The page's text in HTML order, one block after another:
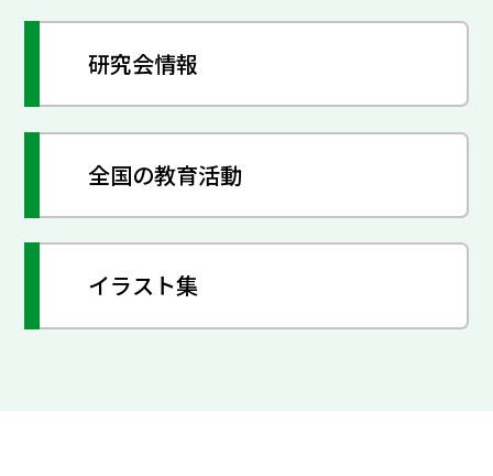
研究会情報
全国の教育活動
イラスト集